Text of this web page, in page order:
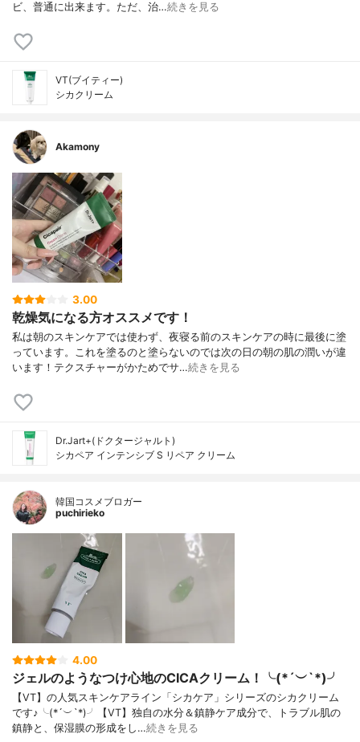
ビ、普通に出来ます。ただ、治…続きを見る
VT(ブイティー)
シカクリーム
Akamony
3.00
乾燥気になる方オススメです！
私は朝のスキンケアでは使わず、夜寝る前のスキンケアの時に最後に塗
っています。これを塗るのと塗らないのでは次の日の朝の肌の潤いが違
います！テクスチャーがかためでサ…続きを見る
Dr.Jart+(ドクタージャルト)
シカペア インテンシブ S リペア クリーム
韓国コスメブロガー
puchirieko
4.00
ジェルのようなつけ心地のCICAクリーム！╰(*´︶`*)╯
【VT】の人気スキンケアライン「シカケア」シリーズのシカクリーム
です♪╰(*´︶`*)╯【VT】独自の水分＆鎮静ケア成分で、トラブル肌の
鎮静と、保湿膜の形成をし…続きを見る